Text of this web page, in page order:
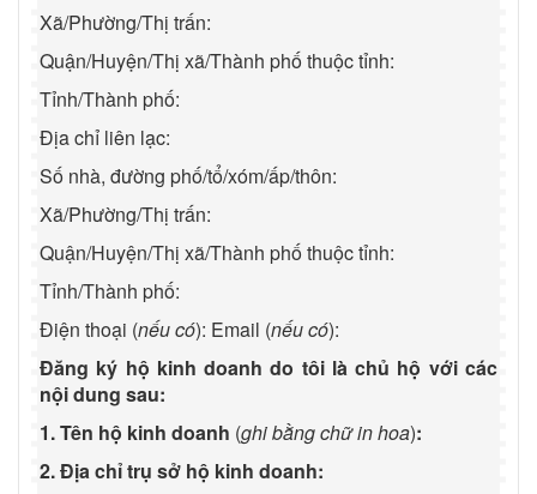
Xã/Phường/Thị trấn:
Quận/Huyện/Thị xã/Thành phố thuộc tỉnh:
Tỉnh/Thành phố:
Địa chỉ liên lạc:
Số nhà, đường phố/tổ/xóm/ấp/thôn:
Xã/Phường/Thị trấn:
Quận/Huyện/Thị xã/Thành phố thuộc tỉnh:
Tỉnh/Thành phố:
Điện thoại (nếu có): Email (nếu có):
Đăng ký hộ kinh doanh do tôi là chủ hộ với các
nội dung sau:
1. Tên hộ kinh doanh (ghi bằng chữ in hoa):
2. Địa chỉ trụ sở hộ kinh doanh: